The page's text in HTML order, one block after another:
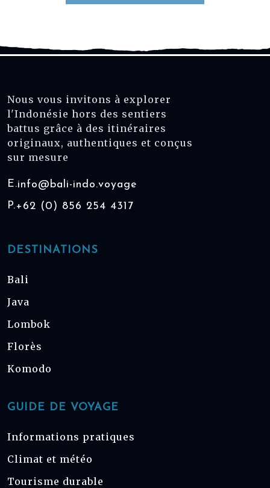
Nous vous invitons à explorer
l'Indonésie hors des sentiers
battus grâce à des itinéraires
originaux, authentiques et conçus
sur mesure
E.info@bali-indo.voyage
P.+62 (0) 856 254 4317
DESTINATIONS
Bali
Java
Lombok
Florès
Komodo
GUIDE DE VOYAGE
Informations pratiques
Climat et météo
Tourisme durable